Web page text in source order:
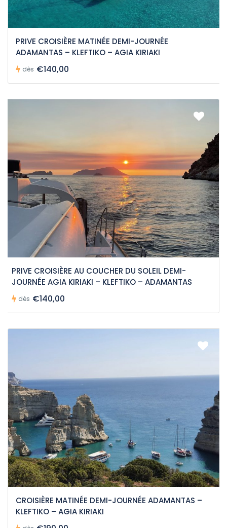
PRIVE CROISIÈRE MATINÉE DEMI-JOURNÉE
ADAMANTAS – KLEFTIKO – AGIA KIRIAKI
dès €140,00
PRIVE CROISIÈRE AU COUCHER DU SOLEIL DEMI-
JOURNÉE AGIA KIRIAKI – KLEFTIKO – ADAMANTAS
dès €140,00
CROISIÈRE MATINÉE DEMI-JOURNÉE ADAMANTAS –
KLEFTIKO – AGIA KIRIAKI